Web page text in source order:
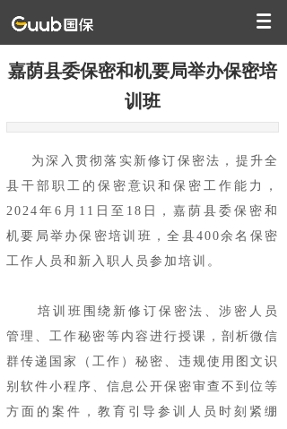
嘉荫县委保密和机要局举办保密培
训班
为深入贯彻落实新修订保密法，提升全
县干部职工的保密意识和保密工作能力，
2024年6月11日至18日，嘉荫县委保密和
机要局举办保密培训班，全县400余名保密
工作人员和新入职人员参加培训。
培训班围绕新修订保密法、涉密人员
管理、工作秘密等内容进行授课，剖析微信
群传递国家（工作）秘密、违规使用图文识
别软件小程序、信息公开保密审查不到位等
方面的案件，教育引导参训人员时刻紧绷